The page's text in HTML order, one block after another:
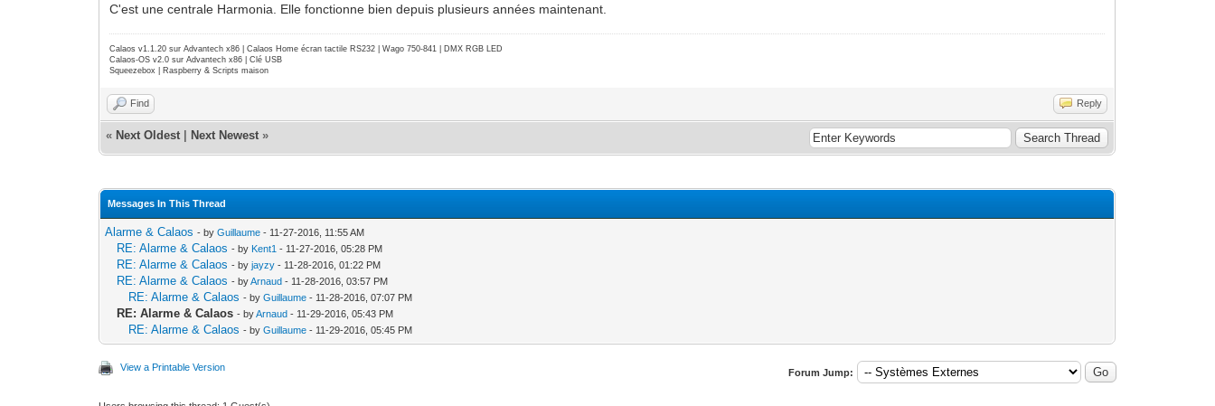
C'est une centrale Harmonia. Elle fonctionne bien depuis plusieurs années maintenant.
Calaos v1.1.20 sur Advantech x86 | Calaos Home écran tactile RS232 | Wago 750-841 | DMX RGB LED
Calaos-OS v2.0 sur Advantech x86 | Clé USB
Squeezebox | Raspberry & Scripts maison
Find Reply
« Next Oldest Next Newest »
Messages In This Thread
Alarme & Calaos - byGuillaume - 11-27-2016, 11:55 AM
RE: Alarme & Calaos - by Kent1 - 11-27-2016, 05:28 PM
RE: Alarme & Calaos - byjayzy - 11-28-2016, 01:22 PM
RE: Alarme & Calaos - byArnaud - 11-28-2016, 03:57 PM
RE: Alarme & Calaos - byGuillaume - 11-28-2016, 07:07 PM
RE: Alarme & Calaos - byArnaud - 11-29-2016, 05:43 PM
RE: Alarme & Calaos - byGuillaume - 11-29-2016, 05:45 PM
View a Printable Version Forum Jump: